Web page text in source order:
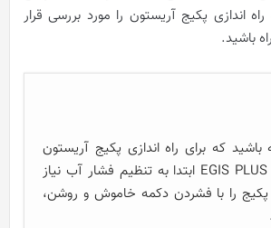
اندازی پکیج آریستون را مورد بررسی قرار
باشید.
باشید که برای راه اندازی پکیج آریستون
مدل EGIS PLUS 24FF ابتدا به تنظیم فشار آب نیاز
را با فشردن دکمه خاموش و روشن،